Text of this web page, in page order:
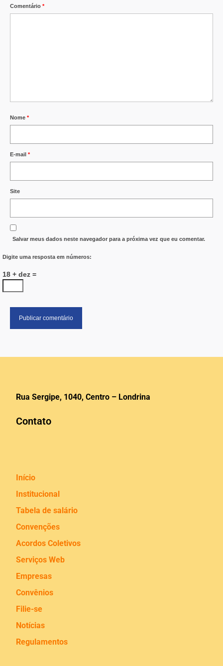
Comentário *
Nome *
E-mail *
Site
Salvar meus dados neste navegador para a próxima vez que eu comentar.
Digite uma resposta em números:
18 + dez =
Rua Sergipe, 1040, Centro – Londrina
Contato
Início
Institucional
Tabela de salário
Convenções
Acordos Coletivos
Serviços Web
Empresas
Convênios
Filie-se
Notícias
Regulamentos